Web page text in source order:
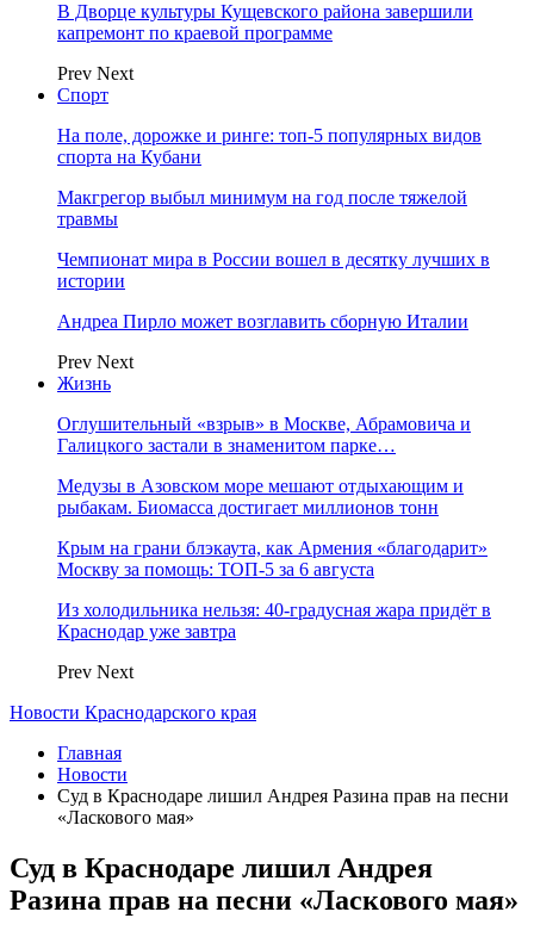
В Дворце культуры Кущевского района завершили
капремонт по краевой программе
Prev Next
Спорт
На поле, дорожке и ринге: топ-5 популярных видов
спорта на Кубани
Макгрегор выбыл минимум на год после тяжелой
травмы
Чемпионат мира в России вошел в десятку лучших в
истории
Андреа Пирло может возглавить сборную Италии
Prev Next
Жизнь
Оглушительный «взрыв» в Москве, Абрамовича и
Галицкого застали в знаменитом парке…
Медузы в Азовском море мешают отдыхающим и
рыбакам. Биомасса достигает миллионов тонн
Крым на грани блэкаута, как Армения «благодарит»
Москву за помощь: ТОП-5 за 6 августа
Из холодильника нельзя: 40-градусная жара придёт в
Краснодар уже завтра
Prev Next
Новости Краснодарского края
Главная
Новости
Суд в Краснодаре лишил Андрея Разина прав на песни
«Ласкового мая»
Суд в Краснодаре лишил Андрея
Разина прав на песни «Ласкового мая»